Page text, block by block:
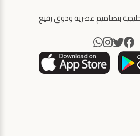
بتصاميم عصرية وذوق رفيع